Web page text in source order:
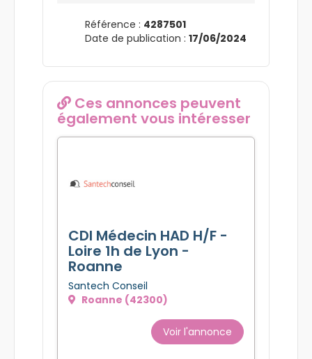
Référence : 4287501
Date de publication : 17/06/2024
Ces annonces peuvent
également vous intéresser
CDI Médecin HAD H/F -
Loire 1h de Lyon -
Roanne
Santech Conseil
Roanne (42300)
Voir l'annonce